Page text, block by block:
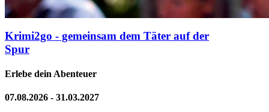
Krimi2go - gemeinsam dem Täter auf der
Spur
Erlebe dein Abenteuer
07.08.2026 - 31.03.2027